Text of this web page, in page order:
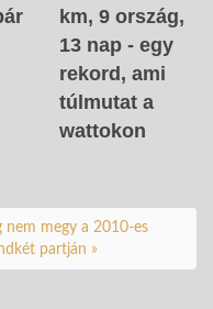
km, 9 ország,
13 nap - egy
rekord, ami
túlmutat a
wattokon
nem megy a 2010-es
partján »